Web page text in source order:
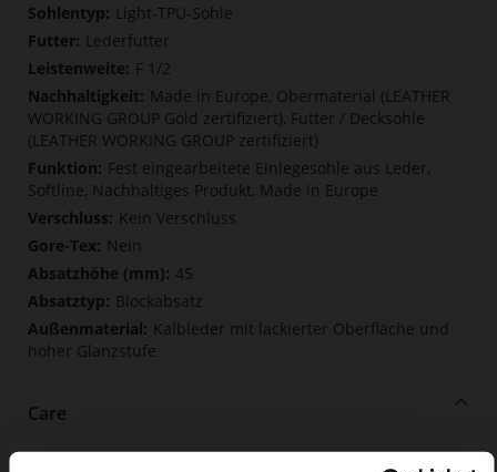
Mehr
Informationen
Light-TPU-Sohle
Lederfutter
F 1/2
Made in Europe, Obermaterial (LEATHER
WORKING GROUP Gold zertifiziert), Futter / Decksohle
(LEATHER WORKING GROUP zertifiziert)
Fest eingearbeitete Einlegesohle aus Leder,
Softline, Nachhaltiges Produkt, Made in Europe
Kein Verschluss
Nein
45
Blockabsatz
Kalbleder mit lackierter Oberfläche und
hoher Glanzstufe
Care